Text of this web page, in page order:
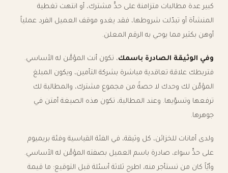
كبير عدة مطالبات متزامنة على حدٍّ مشترك، أو انتهت تغطية
المنشأة أو تبدّلت شروطها، فقد يغدو موقف العميل الفرد عملياً
أوهن بكثير مما يوحي به الرقم المعلن.
وفي الوثيقة الصادرة باسمك، تكون أنت المؤمَّن له الأساسي.
فتربطك علاقة تعاقدية مباشرة بشركة التأمين، ويكون المبلغ
المؤمَّن لك وحدك لا حصةً من مجموع مشترك، والمطالبة لك
ترفعها وتسوّيها. وعند المطالبة، تكون هذه الصيغة أمتن في
جوهرها.
ولدى أمانات للخزائن، كل وثيقة، في الفئة القياسية وفئة بريميوم
على حدٍّ سواء، صادرة باسم العميل بصفته المؤمَّن له الأساسي.
وأيّاً كان من تستأجر منه، اطرح ثلاثة أسئلة قبل التوقيع: ما قيمة